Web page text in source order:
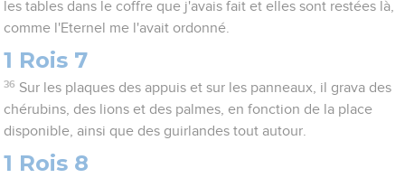
les tables dans le coffre que j'avais fait et elles sont restées là,
comme l'Eternel me l'avait ordonné.
1 Rois 7
36 Sur les plaques des appuis et sur les panneaux, il grava des
chérubins, des lions et des palmes, en fonction de la place
disponible, ainsi que des guirlandes tout autour.
1 Rois 8